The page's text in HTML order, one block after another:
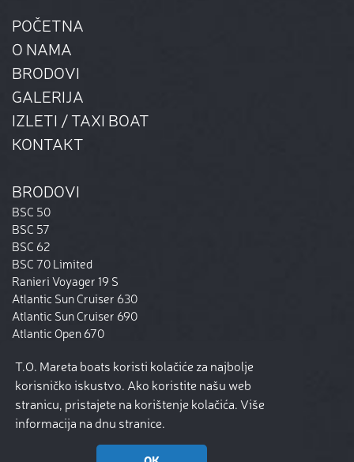
T.O. Mareta boats koristi kolačiće za najbolje
korisničko iskustvo. Ako koristite našu web
stranicu, pristajete na korištenje kolačića. Više
informacija na dnu stranice.
POČETNA
O NAMA
BRODOVI
GALERIJA
IZLETI / TAXI BOAT
KONTAKT
BRODOVI
BSC 50
BSC 57
BSC 62
BSC 70 Limited
Ranieri Voyager 19 S
Atlantic Sun Cruiser 630
Atlantic Sun Cruiser 690
Atlantic Open 670
Ryck 280
Bavaria 37 Cruiser